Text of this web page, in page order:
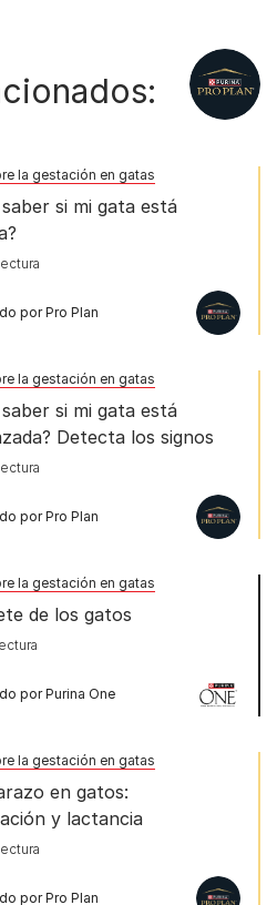
la gestación en gatas
si mi gata está
por Pro Plan
la gestación en gatas
si mi gata está
Detecta los signos
por Pro Plan
la gestación en gatas
de los gatos
por Purina One
la gestación en gatas
en gatos:
y lactancia
por Pro Plan